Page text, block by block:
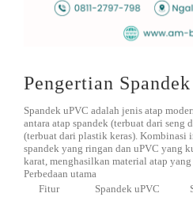
Pengertian
Spandek uPVC adalah jenis atap
antara atap spandek (terbuat dari seng
(terbuat dari plastik keras). Kombinasi
spandek yang ringan dan uPVC yang
karat, menghasilkan material atap
Perbedaan utama
Fitur
Spandek uPVC